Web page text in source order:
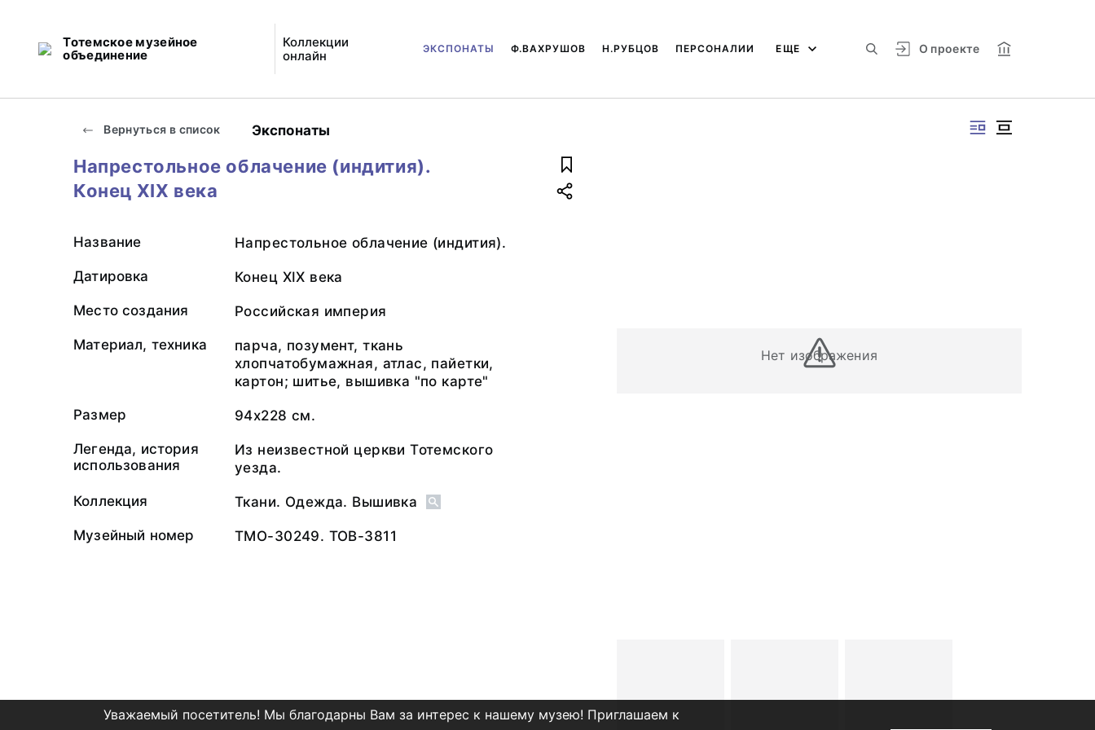
Тотемское музейное
объединение
Коллекции
онлайн
О проекте
ЭКСПОНАТЫ Ф.ВАХРУШОВ Н.РУБЦОВ ПЕРСОНАЛИИ ЕЩЕ
Вернуться в список Экспонаты
Нет изображения
Напрестольное облачение (индития).
Конец XIX века
Название Напрестольное облачение (индития).
Датировка Конец XIX века
Место создания Российская империя
Материал, техника
парча, позумент, ткань
хлопчатобумажная, атлас, пайетки,
картон; шитье, вышивка "по карте"
Размер 94х228 см.
Легенда, история
использования
Из неизвестной церкви Тотемского
уезда.
Коллекция Ткани. Одежда. Вышивка
Музейный номер ТМО-30249. ТОВ-3811
Уважаемый посетитель! Мы благодарны Вам за интерес к нашему музею! Приглашаем к